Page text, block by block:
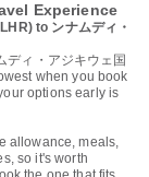
Experience
to ンナムディ・
ディ・アジキウェ国
when you book
options early is
allowance, meals,
so it's worth